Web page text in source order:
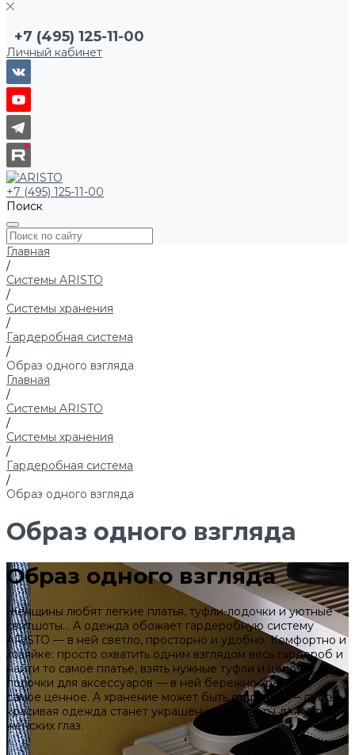
+7 (495) 125-11-00
Личный кабинет
+7 (495) 125-11-00
Поиск
Главная
/
Системы ARISTO
/
Системы хранения
/
Гардеробная система
/
Образ одного взгляда
Главная
/
Системы ARISTO
/
Системы хранения
/
Гардеробная система
/
Образ одного взгляда
Образ одного взгляда
Образ одного взгляда
Женщины любят легкие платья, туфли-лодочки и уютные
свитшоты... А одежда обожает гардеробную систему
ARISTO — в ней светло, просторно и удобно. Комфортно и
хозяйке: просто охватить одним взглядом весь гардероб и
найти то самое платье, взять нужные туфли и цепочку из
полочки для аксессуаров — в ней бережно хранится
самое ценное. А хранение может быть открытым — пусть
красивая одежда станет украшением комнаты для услады
женских глаз.